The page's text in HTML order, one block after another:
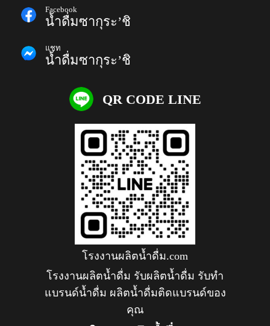
Facebook
น้ำดื่มซากุระ’ชิ
แชท
น้ำดื่มซากุระ’ชิ
QR CODE LINE
โรงงานผลิตน้ำดื่ม.com
โรงงานผลิตน้ำดื่ม รับผลิตน้ำดื่ม รับทำ
แบรนด์น้ำดื่ม ผลิตน้ำดื่มติดแบรนด์ของ
คุณ